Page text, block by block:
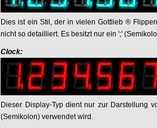
Dies ist ein Stil, der in vielen Gottlieb ®
nicht so detailliert. Es besitzt nur ein ';'
Clock:
Dieser Display-Typ dient nur zur Darstellung
(Semikolon) verwendet wird.